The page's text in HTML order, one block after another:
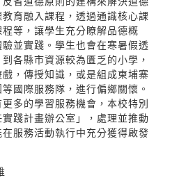
育融入課程，透過通識核心課
等，讓學生充分瞭解品德概
並實踐。學生也會在寒暑假透
各縣市資源較為匱乏的小學，
，傳授知識，或是組成柬埔寨
國際服務隊，進行偏鄉關懷。
多的學習服務機會，本校特別
踐計畫辦公室」，處理並推動
服務活動執行中充分獲得啟發